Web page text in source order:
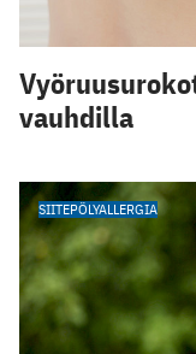
vauhdilla
SIITEPÖLYALLERGIA